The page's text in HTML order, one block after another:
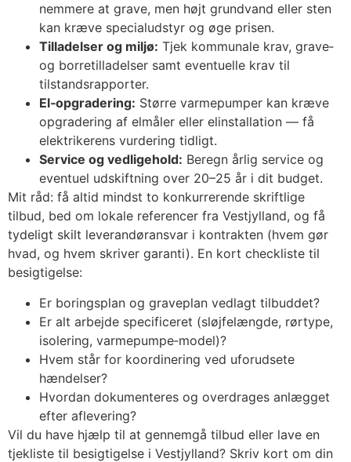
nemmere at grave, men højt grundvand eller sten
kan kræve specialudstyr og øge prisen.
Tilladelser og miljø: Tjek kommunale krav, grave‑
og borretilladelser samt eventuelle krav til
tilstandsrapporter.
El‑opgradering: Større varmepumper kan kræve
opgradering af elmåler eller elinstallation — få
elektrikerens vurdering tidligt.
Service og vedligehold: Beregn årlig service og
eventuel udskiftning over 20–25 år i dit budget.
Mit råd: få altid mindst to konkurrerende skriftlige
tilbud, bed om lokale referencer fra Vestjylland, og få
tydeligt skilt leverandøransvar i kontrakten (hvem gør
hvad, og hvem skriver garanti). En kort checkliste til
besigtigelse:
Er boringsplan og graveplan vedlagt tilbuddet?
Er alt arbejde specificeret (sløjfelængde, rørtype,
isolering, varmepumpe‑model)?
Hvem står for koordinering ved uforudsete
hændelser?
Hvordan dokumenteres og overdrages anlægget
efter aflevering?
Vil du have hjælp til at gennemgå tilbud eller lave en
tjekliste til besigtigelse i Vestjylland? Skriv kort om din